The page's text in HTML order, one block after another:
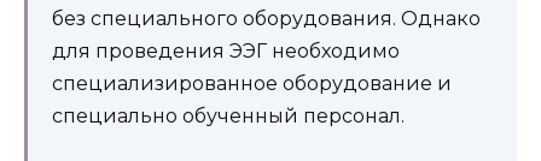
без специального оборудования. Однако
для проведения ЭЭГ необходимо
специализированное оборудование и
специально обученный персонал.